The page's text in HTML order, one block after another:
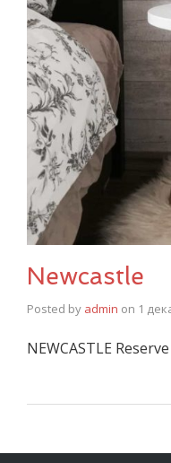
Newcastle
Posted by admin on 1
NEWCASTLE